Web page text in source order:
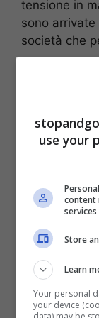
tensione in
sono
società che
Con un
Napoli ha
caso
cessione.
use your
content
Store
Learn
Your personal
your device